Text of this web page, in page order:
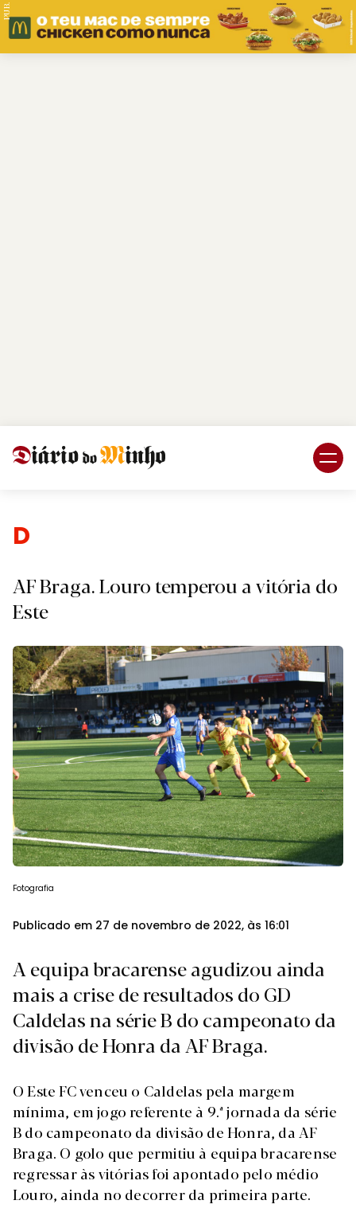
PUB.
Desporto.
AF Braga. Louro temperou a vitória do
Este
Fotografia
Publicado em 27 de novembro de 2022, às 16:01
A equipa bracarense agudizou ainda
mais a crise de resultados do GD
Caldelas na série B do campeonato da
divisão de Honra da AF Braga.
O Este FC venceu o Caldelas pela margem
mínima, em jogo referente à 9.ª jornada da série
B do campeonato da divisão de Honra, da AF
Braga. O golo que permitiu à equipa bracarense
regressar às vitórias foi apontado pelo médio
Louro, ainda no decorrer da primeira parte.